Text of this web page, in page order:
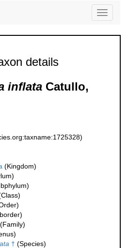
Toggle
details
inflata Catullo,
(Kingdom)
(Family)
† (Species)